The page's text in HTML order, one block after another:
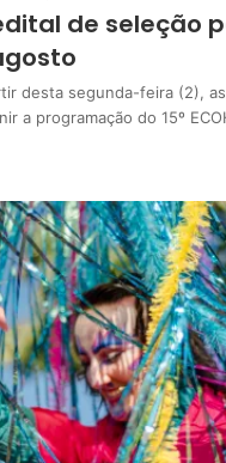
de seleção
desta segunda-feira (2),
a programação do 15º